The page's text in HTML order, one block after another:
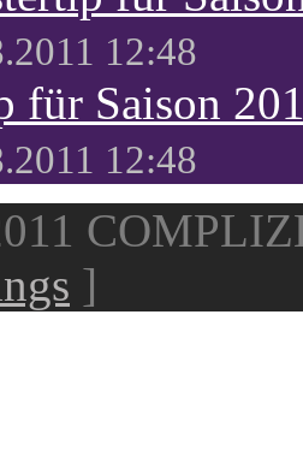
12:48
für Saison
12:48
]